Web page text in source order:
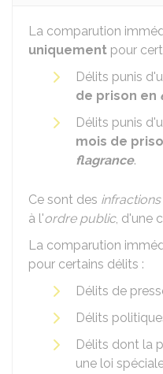
La comparution
uniquement pour
Délits punis
de prison en
Délits punis
mois de
flagrance.
Ce sont des infractions
à l'ordre public, d'une
La comparution
pour certains délits :
Délits de
Délits
Délits dont la
une loi